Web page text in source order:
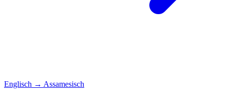
Englisch → Assamesisch